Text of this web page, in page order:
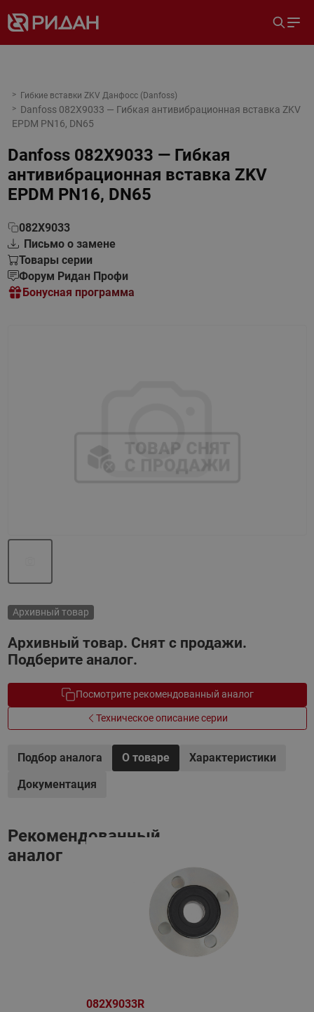
Гибкие вставки ZKV Данфосс (Danfoss)
Danfoss 082X9033 — Гибкая антивибрационная вставка ZKV
EPDM PN16, DN65
Danfoss 082X9033 — Гибкая
антивибрационная вставка ZKV
EPDM PN16, DN65
082X9033
Письмо о замене
Товары серии
Форум Ридан Профи
Бонусная программа
Архивный товар
Архивный товар. Снят с продажи.
Подберите аналог.
Посмотрите рекомендованный аналог
Техническое описание серии
Подбор аналога О товаре
Характеристики
Документация
Рекомендованный
аналог
082X9033R